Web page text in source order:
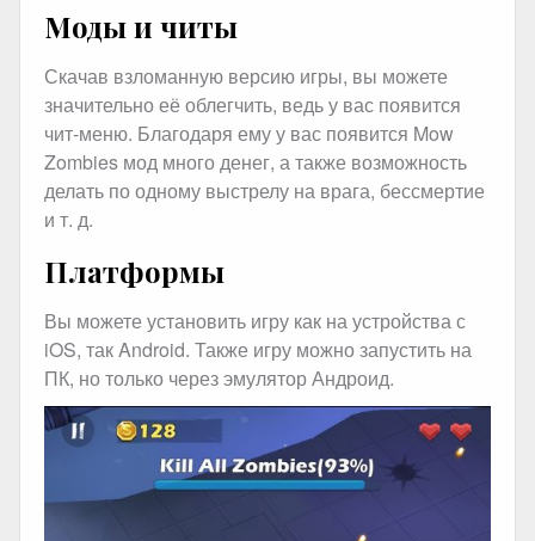
Моды и читы
Скачав взломанную версию игры, вы можете
значительно её облегчить, ведь у вас появится
чит-меню. Благодаря ему у вас появится Mow
Zombies мод много денег, а также возможность
делать по одному выстрелу на врага, бессмертие
и т. д.
Платформы
Вы можете установить игру как на устройства с
iOS, так Android. Также игру можно запустить на
ПК, но только через эмулятор Андроид.